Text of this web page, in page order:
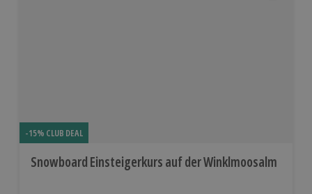
-15% CLUB DEAL
Snowboard Einsteigerkurs auf der Winklmoosalm